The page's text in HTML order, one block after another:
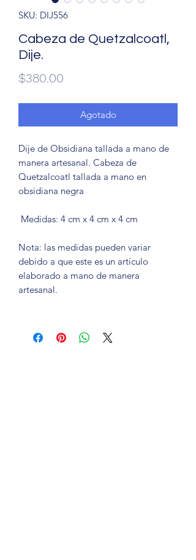
SKU: DIJ556
Cabeza de Quetzalcoatl,
Dije.
$380.00
Agotado
Dije de Obsidiana tallada a mano de
manera artesanal. Cabeza de
Quetzalcoatl tallada a mano en
obsidiana negra
Medidas: 4 cm x 4 cm x 4 cm
Nota: las medidas pueden variar
debido a que este es un artículo
elaborado a mano de manera
artesanal.